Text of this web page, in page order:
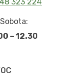
Sobota:
– 12.30